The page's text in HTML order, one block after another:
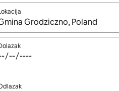
budu dostupni rezultati, moći